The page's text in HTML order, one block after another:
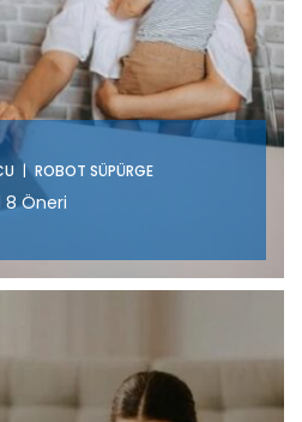
| ROBOT SÜPÜRGE
8 Öneri